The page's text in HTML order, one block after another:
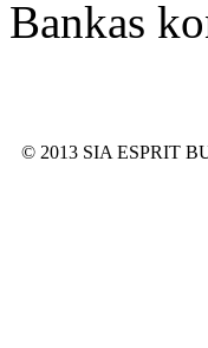
Bankas
© 2013 SIA ESPRIT